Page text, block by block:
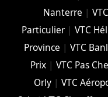
Nanterre |
Particulier| VTC
Province |VTC
Prix| VTC Pas
Orly |VTC